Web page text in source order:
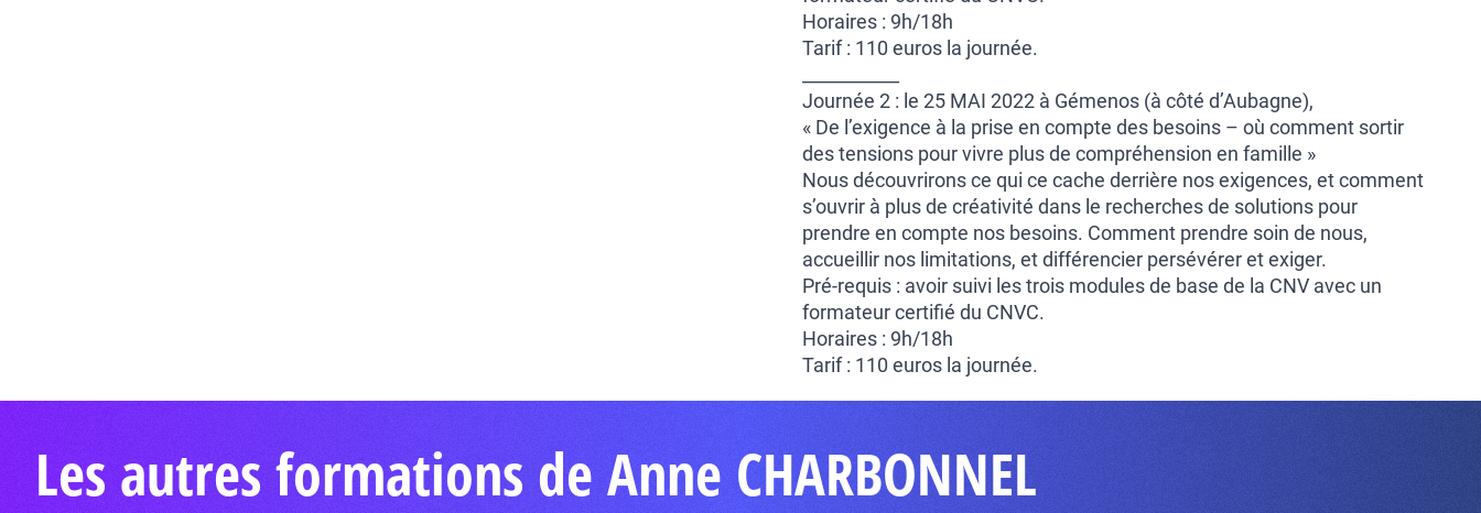
Horaires : 9h/18h
Tarif : 110 euros la journée.
Journée 2 : le 25 MAI 2022 à Gémenos (à côté d’Aubagne),
« De l’exigence à la prise en compte des besoins – où comment sortir
des tensions pour vivre plus de compréhension en famille »
Nous découvrirons ce qui ce cache derrière nos exigences, et comment
s’ouvrir à plus de créativité dans le recherches de solutions pour
prendre en compte nos besoins. Comment prendre soin de nous,
accueillir nos limitations, et différencier persévérer et exiger.
Pré-requis : avoir suivi les trois modules de base de la CNV avec un
formateur certifié du CNVC.
Horaires : 9h/18h
Tarif : 110 euros la journée.
Les autres formations de Anne CHARBONNEL